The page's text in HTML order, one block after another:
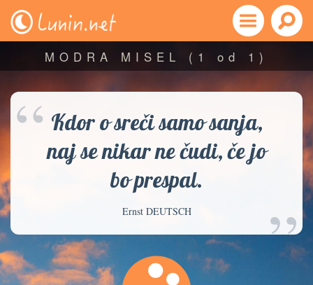
MODRA MISEL (1 od 1)
Kdor o sreči samo sanja,
naj se nikar ne čudi, če jo
bo prespal.
Ernst DEUTSCH ”
“